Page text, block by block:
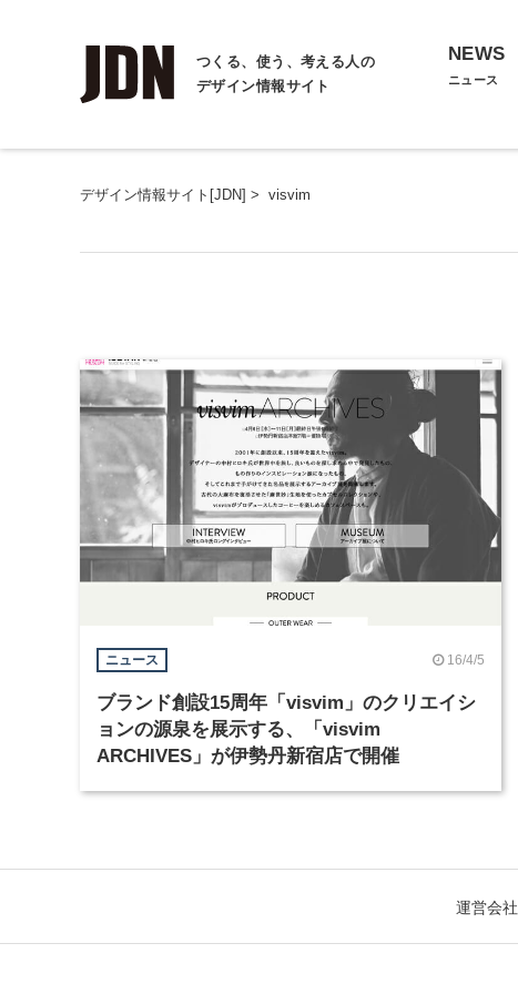
つくる、使う、考える人の
デザイン情報サイト
NEWS
ニュース
デザイン情報サイト[JDN] > visvim
ニュース 16/4/5
ブランド創設15周年「visvim」のクリエイシ
ョンの源泉を展示する、「visvim
ARCHIVES」が伊勢丹新宿店で開催
運営会社